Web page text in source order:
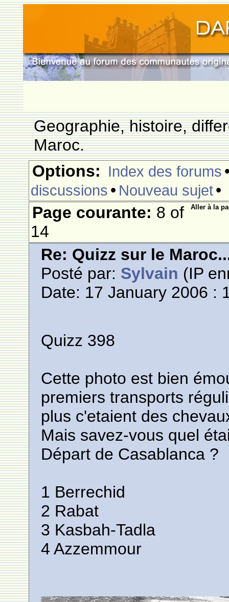
Geographie, histoire,
Maroc.
Options: Index des forums
discussions • Nouveau sujet•
Aller à la
Page courante: 8 of
14
Re: Quizz sur le
Posté par: Sylvain (IP
Date: 17 January 2006 :
Quizz 398
Cette photo est bien
premiers transports
plus c'etaient des
Mais savez-vous quel
Départ de Casablanca ?
1 Berrechid
2 Rabat
3 Kasbah-Tadla
4 Azzemmour